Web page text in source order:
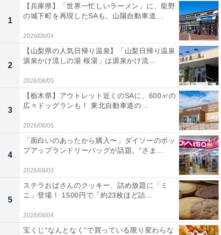
1
【兵庫県】「世界一忙しいラーメン」に、龍野
の城下町を再現したSAも。山陽自動車道...
2026/08/04
2
【山梨県の人気日帰り温泉】「山梨日帰り温泉
源泉かけ流しの湯 桜湯」は源泉かけ流...
2026/08/05
3
【栃木県】アウトレット近くのSAに、600㎡の
広々ドッグランも！ 東北自動車道の...
2026/08/05
4
「面白いのあったから購入〜」ダイソーのポッ
プアップランドリーバッグが話題。“さま...
2026/08/03
5
ステラおばさんのクッキー、詰め放題に「ミ
ニ」登場！ 1500円で「約23枚ほど詰...
2026/08/04
宝くじ“なんとなく”で買っている限り変わらな